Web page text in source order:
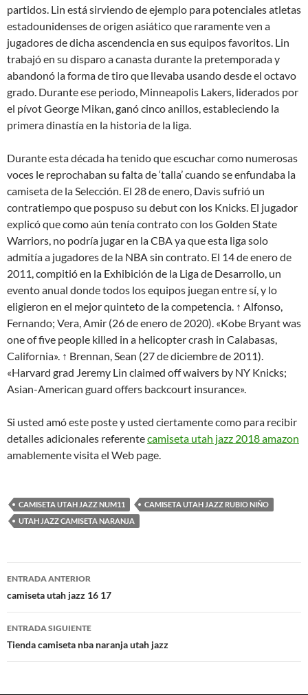
partidos. Lin está sirviendo de ejemplo para potenciales atletas
estadounidenses de origen asiático que raramente ven a
jugadores de dicha ascendencia en sus equipos favoritos. Lin
trabajó en su disparo a canasta durante la pretemporada y
abandonó la forma de tiro que llevaba usando desde el octavo
grado. Durante ese periodo, Minneapolis Lakers, liderados por
el pívot George Mikan, ganó cinco anillos, estableciendo la
primera dinastía en la historia de la liga.
Durante esta década ha tenido que escuchar como numerosas
voces le reprochaban su falta de ‘talla’ cuando se enfundaba la
camiseta de la Selección. El 28 de enero, Davis sufrió un
contratiempo que pospuso su debut con los Knicks. El jugador
explicó que como aún tenía contrato con los Golden State
Warriors, no podría jugar en la CBA ya que esta liga solo
admitía a jugadores de la NBA sin contrato. El 14 de enero de
2011, compitió en la Exhibición de la Liga de Desarrollo, un
evento anual donde todos los equipos juegan entre sí, y lo
eligieron en el mejor quinteto de la competencia. ↑ Alfonso,
Fernando; Vera, Amir (26 de enero de 2020). «Kobe Bryant was
one of five people killed in a helicopter crash in Calabasas,
California». ↑ Brennan, Sean (27 de diciembre de 2011).
«Harvard grad Jeremy Lin claimed off waivers by NY Knicks;
Asian-American guard offers backcourt insurance».
Si usted amó este poste y usted ciertamente como para recibir
detalles adicionales referentecamiseta utah jazz 2018 amazon
amablemente visita el Web page.
CAMISETA UTAH JAZZ NUM11
CAMISETA UTAH JAZZ RUBIO NIÑO
UTAH JAZZ CAMISETA NARANJA
Navegación
de
entradas
ENTRADA ANTERIOR
camiseta utah jazz 16 17
ENTRADA SIGUIENTE
Tienda camiseta nba naranja utah jazz